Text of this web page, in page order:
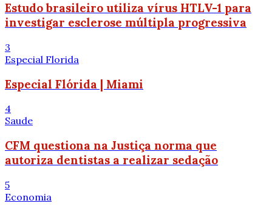
Estudo brasileiro utiliza vírus HTLV-1 para
investigar esclerose múltipla progressiva
3
Especial Florida
Especial Flórida | Miami
4
Saude
CFM questiona na Justiça norma que
autoriza dentistas a realizar sedação
5
Economia